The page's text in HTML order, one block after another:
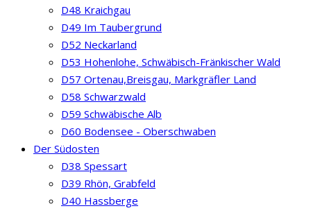
D48 Kraichgau
D49 Im Taubergrund
D52 Neckarland
D53 Hohenlohe, Schwäbisch-Fränkischer Wald
D57 Ortenau,Breisgau, Markgräfler Land
D58 Schwarzwald
D59 Schwäbische Alb
D60 Bodensee - Oberschwaben
Der Südosten
D38 Spessart
D39 Rhön, Grabfeld
D40 Hassberge